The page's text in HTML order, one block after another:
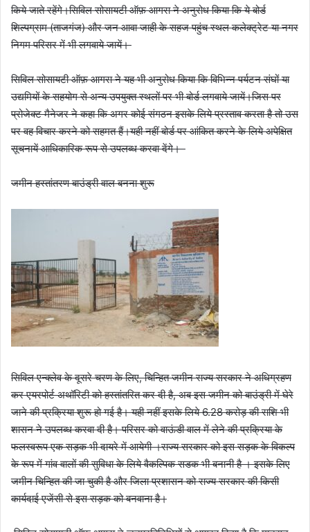
किये जाते रहेंगे।सिविल सोसायटी ऑफ़ आगरा ने अनुरोध किया कि ये बोर्ड
शिल्पग्राम (ताजगंज) और जन आवा जाही के सहज पहुंच स्थल कलेक्ट्रेट या नगर
निगम परिसर में भी लगवाये जायें।
सिविल सोसायटी ऑफ़ आगरा ने यह भी अनुरोध किया कि विभिन्न पर्यटन संघों या
उद्यमियों के सहयोग से अन्य उपयुक्त स्थलों पर भी बोर्ड लगवाये जायें।जिस पर
प्रोजेक्ट मैनेजर ने कहा कि अगर कोई संगठन इसके लिये प्रस्ताव करता है तो उस
पर वह विचार करने को सहमत हैं।यही नहीं बोर्ड पर आंकित करने के लिये अपेक्षित
सूचनायें आधिकारिक रूप से उपलब्ध करवा देंगे।
जमीन हस्तांतरण बाउंड्री वाल बनना शुरू
सिविल एन्क्लेव के दूसरे चरण के लिए, चिन्हित जमीन राज्य सरकार ने अधिग्रहण
कर एयरपोर्ट अथॉरिटी को हस्तांतरित कर दी है, अब इस जमीन को बाउंड्री में घेरे
जाने की प्रक्रिया शुरू हो गई है। यही नहीं इसके लिये 6.28 करोड़ की राशि भी
शासन ने उपलब्ध करवा दी है। परिसर को वाऊंडी वाल में लेने की प्रक्रिया के
फलस्वरूप एक सड़क भी दायरे में आयेगी ।राज्य सरकार को इस सड़क के विकल्प
के रूप में गांव वालों की सुविधा के लिये वैकल्पिक सडक भी बनानी है । इसके लिए
जमीन चिन्हित की जा चुकी है और जिला प्रशासन को राज्य सरकार की किसी
कार्यदाई एजेंसी से इस सड़क को बनवाना है।